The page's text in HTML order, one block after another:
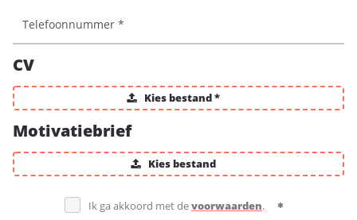
CV
Kies bestand *
Motivatiebrief
Kies bestand
Ik ga akkoord met devoorwaarden.